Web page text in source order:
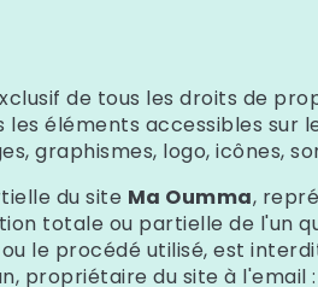
de tous les droits de
les éléments accessibles sur
graphismes, logo, icônes,
du site Ma Oumma,
totale ou partielle de l'un
le procédé utilisé, est
, propriétaire du site à l'email :